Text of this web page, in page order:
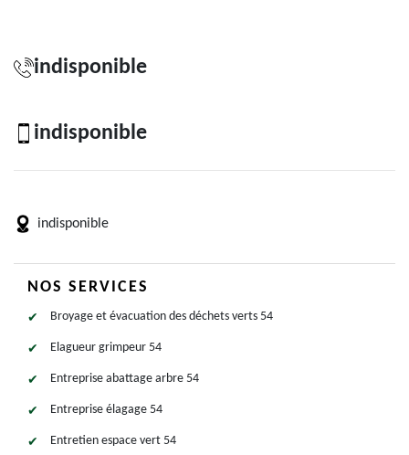
indisponible
indisponible
indisponible
NOS SERVICES
Broyage et évacuation des déchets verts 54
Elagueur grimpeur 54
Entreprise abattage arbre 54
Entreprise élagage 54
Entretien espace vert 54